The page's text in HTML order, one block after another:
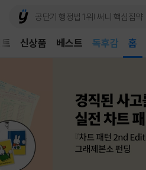
신상품 베스트
어린이
어린이 홈